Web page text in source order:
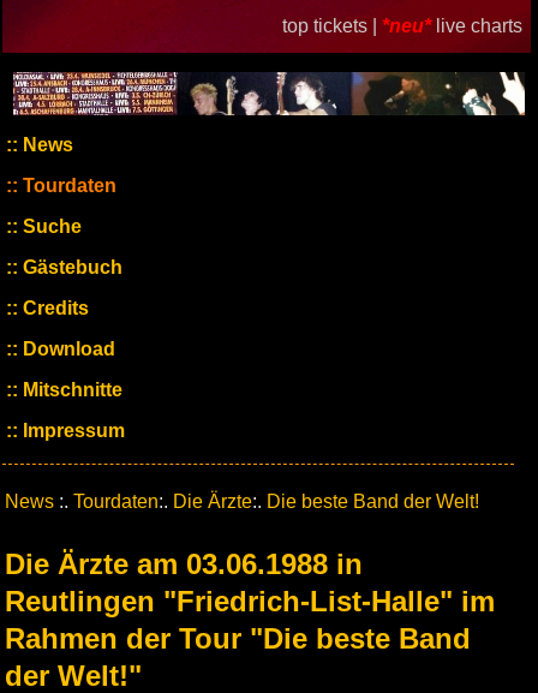
top tickets | *neu* live charts
News
Tourdaten
Suche
Gästebuch
Credits
Download
Mitschnitte
Impressum
News :. Tourdaten:. Die Ärzte:. Die beste Band der Welt!
Die Ärzte am 03.06.1988 in
Reutlingen "Friedrich-List-Halle" im
Rahmen der Tour "Die beste Band
der Welt!"